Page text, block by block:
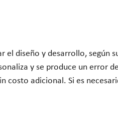
diseño y desarrollo, según
y se produce un error
costo adicional. Si es